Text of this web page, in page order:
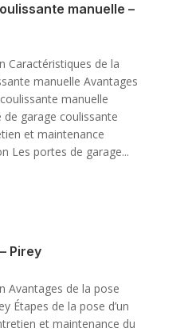
manuelle –
Caractéristiques de la
manuelle Avantages
manuelle
garage coulissante
et maintenance
Les portes de garage...
Pirey
Avantages de la pose
Étapes de la pose d’un
et maintenance du